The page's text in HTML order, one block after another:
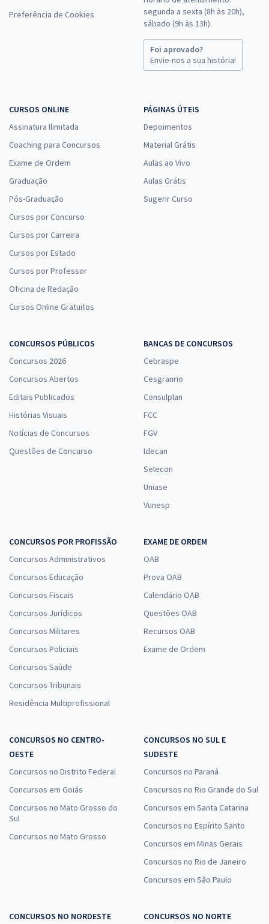
Preferência de Cookies
segunda a sexta (8h às 20h),
sábado (9h às 13h).
Foi aprovado?
Envie-nos a sua história!
CURSOS ONLINE
Assinatura Ilimitada
Coaching para Concursos
Exame de Ordem
Graduação
Pós-Graduação
Cursos por Concurso
Cursos por Carreira
Cursos por Estado
Cursos por Professor
Oficina de Redação
Cursos Online Gratuitos
PÁGINAS ÚTEIS
Depoimentos
Material Grátis
Aulas ao Vivo
Aulas Grátis
Sugerir Curso
CONCURSOS PÚBLICOS
Concursos 2026
Concursos Abertos
Editais Publicados
Histórias Visuais
Notícias de Concursos
Questões de Concurso
BANCAS DE CONCURSOS
Cebraspe
Cesgranrio
Consulplan
FCC
FGV
Idecan
Selecon
Uniase
Vunesp
CONCURSOS POR PROFISSÃO
Concursos Administrativos
Concursos Educação
Concursos Fiscais
Concursos Jurídicos
Concursos Militares
Concursos Policiais
Concursos Saúde
Concursos Tribunais
Residência Multiprofissional
EXAME DE ORDEM
OAB
Prova OAB
Calendário OAB
Questões OAB
Recursos OAB
Exame de Ordem
CONCURSOS NO CENTRO-
OESTE
Concursos no Distrito Federal
Concursos em Goiás
Concursos no Mato Grosso do
Sul
Concursos no Mato Grosso
CONCURSOS NO SUL E
SUDESTE
Concursos no Paraná
Concursos no Rio Grande do Sul
Concursos em Santa Catarina
Concursos no Espírito Santo
Concursos em Minas Gerais
Concursos no Rio de Janeiro
Concursos em São Paulo
CONCURSOS NO NORDESTE
CONCURSOS NO NORTE